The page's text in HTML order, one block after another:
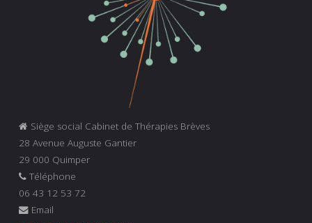
Siège social Cabinet de Thérapies Brèves
28 Avenue Auguste Gantier
29 000 Quimper
Téléphone
06 43 12 53 72
Email